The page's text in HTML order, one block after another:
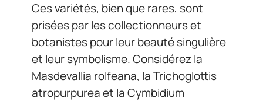
Ces variétés, bien que rares, sont
prisées par les collectionneurs et
botanistes pour leur beauté singulière
et leur symbolisme. Considérez la
Masdevallia rolfeana, la Trichoglottis
atropurpurea et la Cymbidium